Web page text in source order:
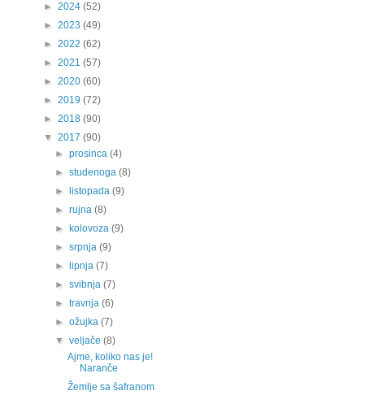
► 2024 (52)
► 2023 (49)
► 2022 (62)
► 2021 (57)
► 2020 (60)
► 2019 (72)
► 2018 (90)
▼ 2017 (90)
►prosinca(4)
►studenoga(8)
►
listopada(9)
►rujna(8)
►
kolovoza(9)
►srpnja(9)
►
lipnja(7)
►svibnja(7)
►travnja(6)
►ožujka(7)
▼veljače(8)
Ajme, koliko nas je!
Naranče
Žemlje sa šafranom